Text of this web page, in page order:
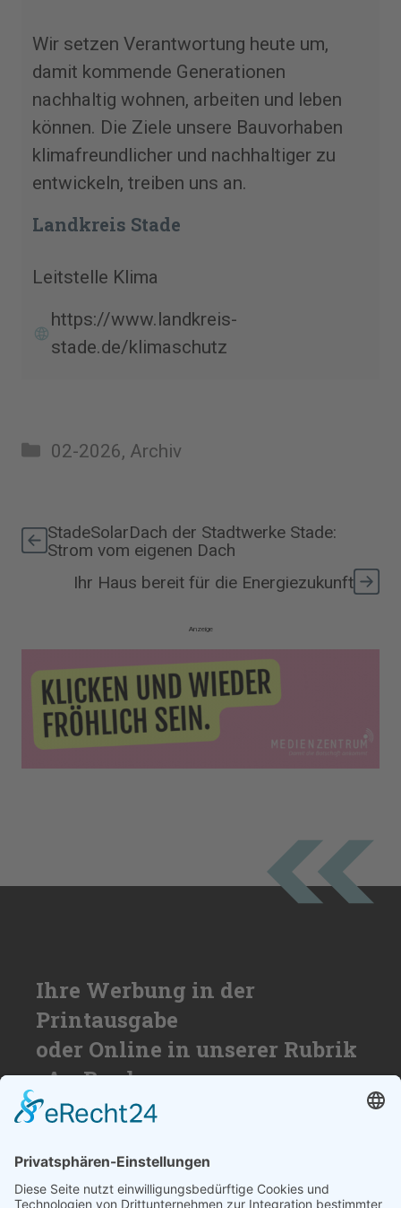
Wir setzen Verantwortung heute um,
damit kommende Generationen
nachhaltig wohnen, arbeiten und leben
können. Die Ziele unsere Bauvorhaben
klimafreundlicher und nachhaltiger zu
entwickeln, treiben uns an.
Landkreis Stade
Leitstelle Klima
https://www.landkreis-
stade.de/klimaschutz
Kategorien
02-2026, Archiv
StadeSolarDach der Stadtwerke Stade:
Strom vom eigenen Dach
Ihr Haus bereit für die Energiezukunft
Anzeige
Ihre Werbung in der
Printausgabe
oder Online in unserer Rubrik
»An Bord«
Nutzen Sie die Reichweite von über
50.000 Haushalten für Ihren Erfolg. Wir
beraten Sie gerne und erstellen ihnen ein